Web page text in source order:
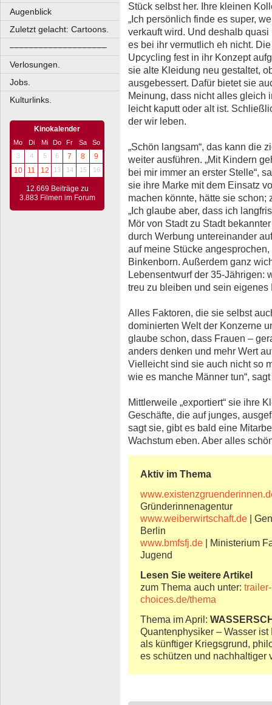
Augenblick
Zuletzt gelacht: Cartoons.
––––––––––––––––––––
Verlosungen.
Jobs.
Kulturlinks.
Kinokalender
Mo Di Mi Do Fr Sa
So
3
4 5 6 7 8
9
10
11 12 13 14 15 16
12.669 Beiträge zu
3.883 Filmen im Forum
Stück selbst her. Ihre kleinen
„Ich persönlich finde es super,
verkauft wird. Und deshalb
es bei ihr vermutlich eh nicht.
Upcycling fest in ihr Konzept
sie alte Kleidung neu gestaltet,
ausgebessert. Dafür bietet sie
Meinung, dass nicht alles gleich
leicht kaputt oder alt ist.
der wir leben.
„Schön langsam“, das kann die
weiter ausführen. „Mit Kindern
bei mir immer an erster Stelle“,
sie ihre Marke mit dem Einsatz
machen könnte, hätte sie
„Ich glaube aber, dass ich
Mör von Stadt zu Stadt
durch Werbung untereinander
auf meine Stücke
Binkenborn. Außerdem ganz
Lebensentwurf der 35-Jährigen:
treu zu bleiben und sein
Alles Faktoren, die sie selbst
dominierten Welt der Konzerne
glaube schon, dass Frauen –
anders denken und mehr Wert
Vielleicht sind sie auch nicht so
wie es manche Männer tun“,
Mittlerweile „exportiert“ sie ihre
Geschäfte, die auf junges,
sagt sie, gibt es bald eine
Wachstum eben. Aber alles
Aktiv im Thema
Gründerinnenagentur
www.weiberwirtschaft.de |
Berlin
www.bmfsfj.de | Ministerium
Jugend
Lesen Sie weitere Artikel
zum Thema auch unter:
choices.de/thema
Thema im April:
Quantenphysiker – Wasser
als künftiger Kriegsgrund,
es schützen und nachhaltiger